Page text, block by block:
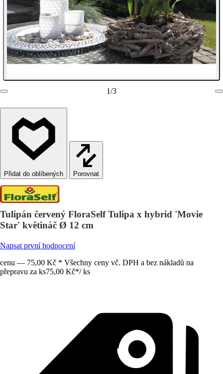
1/3
Porovnat
Tulipán červený FloraSelf Tulipa x hybrid 'Movie
Star' květináč Ø 12 cm
Napsat první hodnocení
cenu — 75,00 Kč * Všechny ceny vč. DPH a bez nákladů na
přepravu za ks75,00 Kč*/ ks